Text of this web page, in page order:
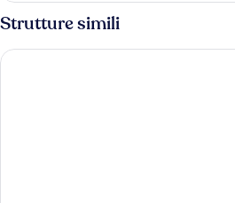
letti
Strutture simili
Mandarin Oriental, Doha